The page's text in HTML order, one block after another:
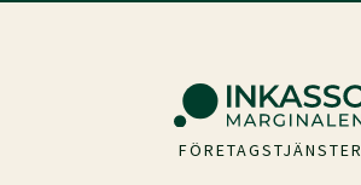
FÖRETAGSTJÄNSTER